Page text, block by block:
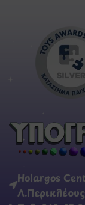
Holargos